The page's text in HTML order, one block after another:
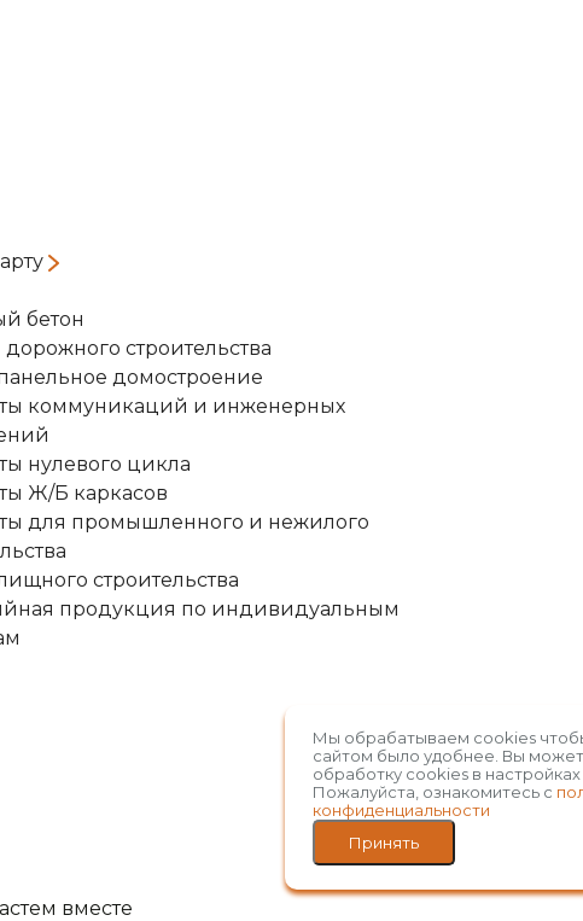
бетон
строительства
домостроение
коммуникаций и инженерных
нулевого цикла
Ж/Б каркасов
для промышленного и нежилого
строительства
продукция по индивидуальным
вместе
Мы обрабатываем cookies
сайтом было удобнее. Вы
обработку сookies в настройках
Пожалуйста, ознакомитесь с
конфиденциальности
Принять